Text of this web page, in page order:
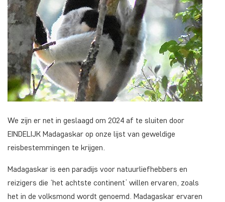
We zijn er net in geslaagd om 2024 af te sluiten door
EINDELIJK Madagaskar op onze lijst van geweldige
reisbestemmingen te krijgen.
Madagaskar is een paradijs voor natuurliefhebbers en
reizigers die ‘het achtste continent’ willen ervaren, zoals
het in de volksmond wordt genoemd. Madagaskar ervaren